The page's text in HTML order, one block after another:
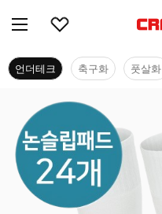
언더테크 축구화 풋살화